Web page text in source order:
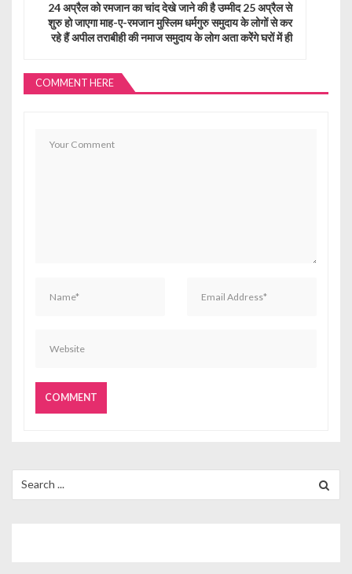
24 अप्रैल को रमजान का चांद देखे जाने की है उम्मीद 25 अप्रैल से
शुरु हो जाएगा माह-ए-रमजान मुस्लिम धर्मगुरु समुदाय के लोगों से कर
रहे हैं अपील तराबीही की नमाज समुदाय के लोग अता करेेंगे घरों में ही
COMMENT HERE
for: